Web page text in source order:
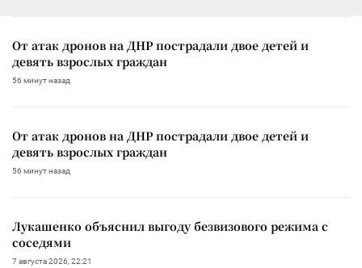
От атак дронов на ДНР пострадали двое детей и
девять взрослых граждан
56 минут назад
От атак дронов на ДНР пострадали двое детей и
девять взрослых граждан
56 минут назад
Лукашенко объяснил выгоду безвизового режима с
соседями
7 августа 2026, 22:21